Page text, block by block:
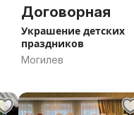
Договорная
Украшение детских
праздников
Могилев